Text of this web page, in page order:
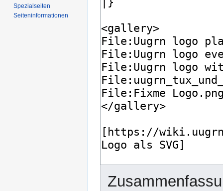
Spezialseiten
Seiten­­informationen